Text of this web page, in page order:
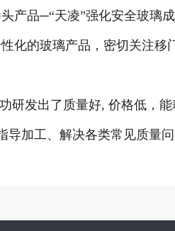
产品─“天凌”强化安全玻璃
化的玻璃产品，密切关注
研发出了质量好, 价格低，
导加工、解决各类常见质量